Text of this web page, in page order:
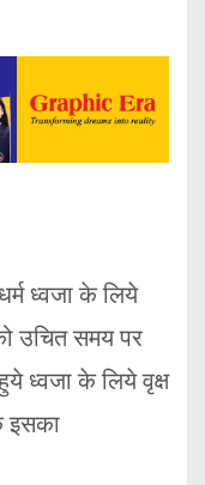
ध्वजा के लिये
उचित समय पर
ध्वजा के लिये वृक्ष
इसका